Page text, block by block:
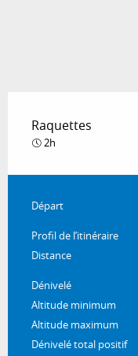
Raquettes
2h
Informations
Départ
Profil de l’itinéraire
Distance
Dénivelé
Altitude minimum
Altitude maximum
Dénivelé total positif